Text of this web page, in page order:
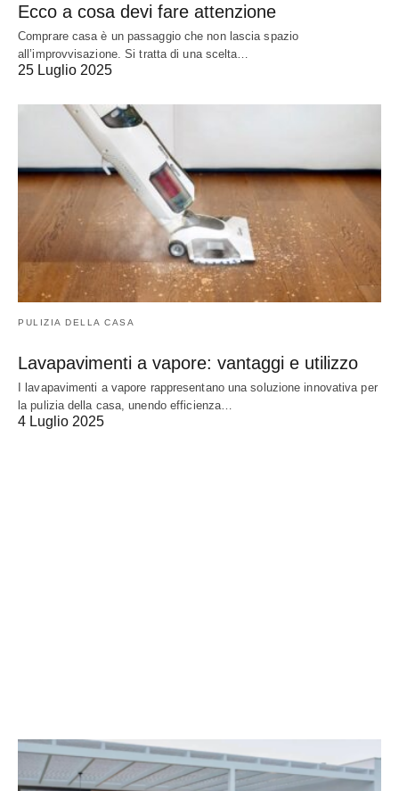
Ecco a cosa devi fare attenzione
Comprare casa è un passaggio che non lascia spazio
all’improvvisazione. Si tratta di una scelta…
25 Luglio 2025
PULIZIA DELLA CASA
Lavapavimenti a vapore: vantaggi e utilizzo
I lavapavimenti a vapore rappresentano una soluzione innovativa per
la pulizia della casa, unendo efficienza…
4 Luglio 2025